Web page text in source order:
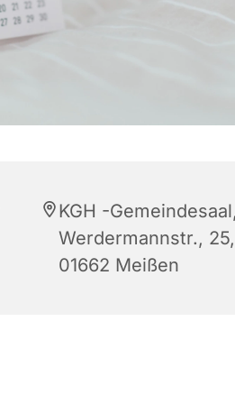
KGH -
Werdermannstr., 25,
01662 Meißen